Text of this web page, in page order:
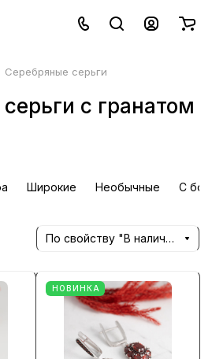
Серебряные серьги
с гранатом
Широкие Необычные С
По свойству "В наличии" (убывание)
НОВИНКА